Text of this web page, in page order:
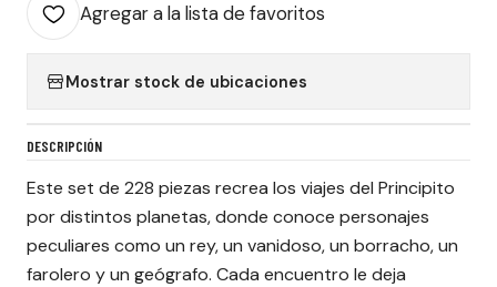
Agregar a la lista de favoritos
Mostrar stock de ubicaciones
DESCRIPCIÓN
Este set de 228 piezas recrea los viajes del Principito
por distintos planetas, donde conoce personajes
peculiares como un rey, un vanidoso, un borracho, un
farolero y un geógrafo. Cada encuentro le deja